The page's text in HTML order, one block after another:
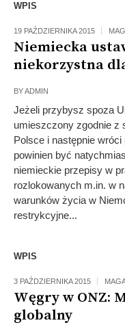
WPIS
19 PAŹDZIERNIKA 2015
Niemiecka
niekorzystna
BYADMIN
Jeżeli przybysz spoza
umieszczony zgodnie z
Polsce i następnie
powinien być
niemieckie przepisy w
rozlokowanych m.in. w
warunków życia w
restrykcyjne...
WPIS
3 PAŹDZIERNIKA 2015
Węgry w ONZ:
globalny